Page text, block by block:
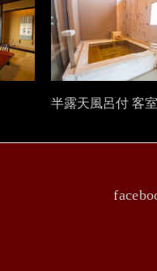
半露天風呂付 客室